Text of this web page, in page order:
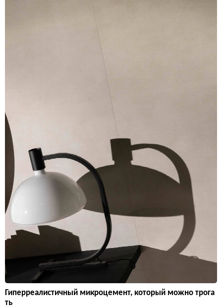
Гиперреалистичный микроцемент, который можно трога
ть